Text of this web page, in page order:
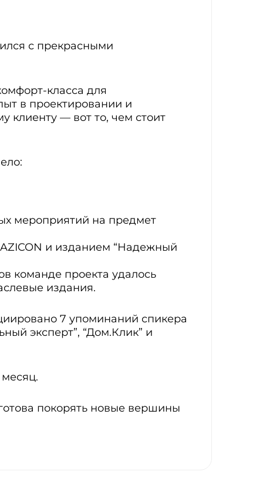
с прекрасными
класса для
в проектировании и
клиенту — вот то, чем стоит
мероприятий на предмет
и изданием “Надежный
команде проекта удалось
издания.
7 упоминаний спикера
эксперт”, “Дом.Клик” и
покорять новые вершины